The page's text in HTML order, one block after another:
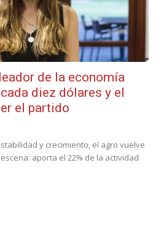
de la economía
diez dólares y el
el partido
y crecimiento, el agro vuelve
aporta el 22% de la actividad